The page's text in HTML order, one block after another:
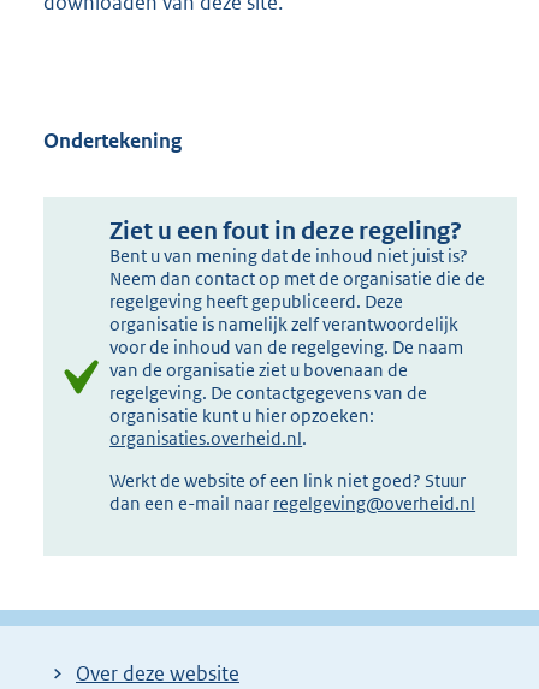
Ondertekening
Ziet u een fout in deze regeling?
Bent u van mening dat de inhoud niet juist is?
Neem dan contact op met de organisatie die de
regelgeving heeft gepubliceerd. Deze
organisatie is namelijk zelf verantwoordelijk
voor de inhoud van de regelgeving. De naam
van de organisatie ziet u bovenaan de
regelgeving. De contactgegevens van de
organisatie kunt u hier opzoeken:
organisaties.overheid.nl.
Werkt de website of een link niet goed? Stuur
dan een e-mail naar regelgeving@overheid.nl
Over deze website